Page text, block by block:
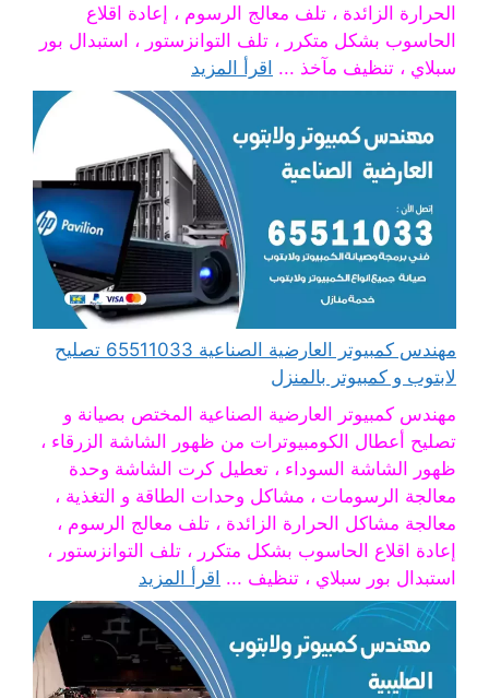
الحرارة الزائدة ، تلف معالج الرسوم ، إعادة اقلاع
الحاسوب بشكل متكرر ، تلف التوانزستور ، استبدال بور
سبلاي ، تنظيف مآخذ ... اقرأ المزيد
مهندس كمبيوتر العارضية الصناعية 65511033 تصليح
لابتوب و كمبيوتر بالمنزل
مهندس كمبيوتر العارضية الصناعية المختص بصيانة و
تصليح أعطال الكومبيوترات من ظهور الشاشة الزرقاء ،
ظهور الشاشة السوداء ، تعطيل كرت الشاشة وحدة
معالجة الرسومات ، مشاكل وحدات الطاقة و التغذية ،
معالجة مشاكل الحرارة الزائدة ، تلف معالج الرسوم ،
إعادة اقلاع الحاسوب بشكل متكرر ، تلف التوانزستور ،
استبدال بور سبلاي ، تنظيف ... اقرأ المزيد